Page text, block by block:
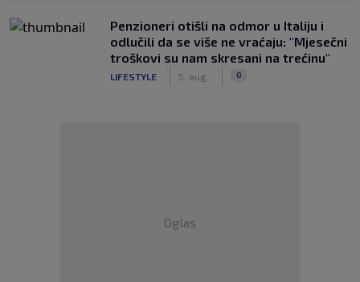
Penzioneri otišli na odmor u Italiju i
odlučili da se više ne vraćaju: "Mjesečni
troškovi su nam skresani na trećinu"
LIFESTYLE 5. aug. 0
Oglas